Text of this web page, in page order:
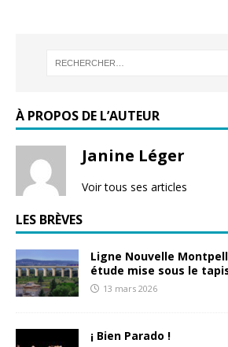
À PROPOS DE L’AUTEUR
Janine Léger
Voir tous ses articles
LES BRÈVES
Ligne Nouvelle
étude mise sous le
13 mars 2026
¡ Bien Parado !